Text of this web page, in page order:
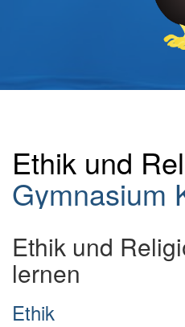
Ethik und
Gymnasium
Ethik und
lernen
Ethik